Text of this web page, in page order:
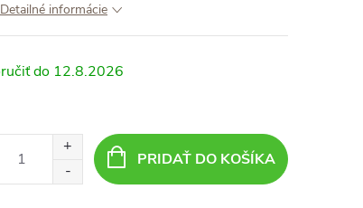
Detailné informácie
12.8.2026
PRIDAŤ DO KOŠÍKA